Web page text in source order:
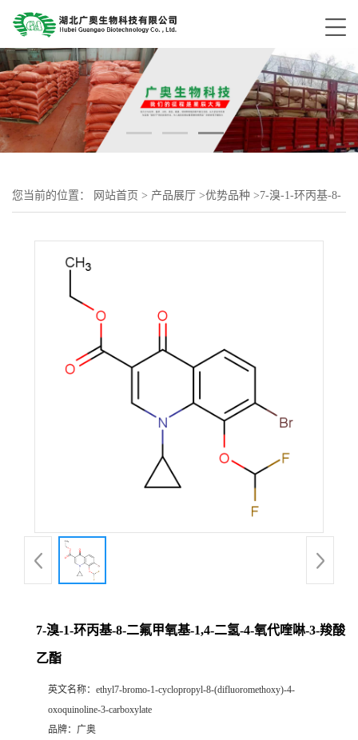
您当前的位置： 网站首页 > 产品展厅 >优势品种 >7-溴-1-环丙基-8-
7-溴-1-环丙基-8-二氟甲氧基-1,4-二氢-4-氧代喹啉-3-羧酸
乙酯
英文名称： ethyl7-bromo-1-cyclopropyl-8-(difluoromethoxy)-4-
oxoquinoline-3-carboxylate
品牌： 广奥